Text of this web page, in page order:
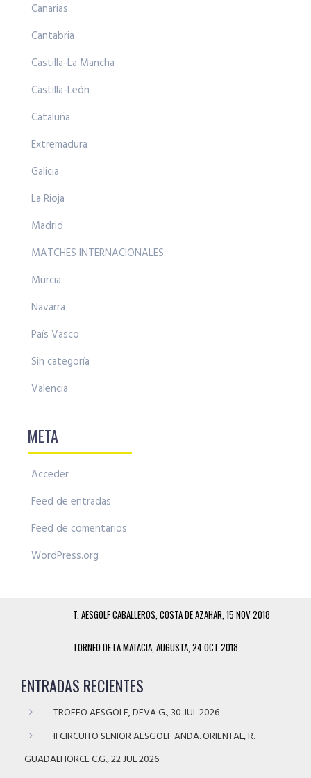
Canarias
Cantabria
Castilla-La Mancha
Castilla-León
Cataluña
Extremadura
Galicia
La Rioja
Madrid
MATCHES INTERNACIONALES
Murcia
Navarra
País Vasco
Sin categoría
Valencia
META
Acceder
Feed de entradas
Feed de comentarios
WordPress.org
T. AESGOLF CABALLEROS, COSTA DE AZAHAR, 15 NOV 2018
TORNEO DE LA MATACIA, AUGUSTA, 24 OCT 2018
ENTRADAS RECIENTES
TROFEO AESGOLF, DEVA G., 30 JUL 2026
II CIRCUITO SENIOR AESGOLF ANDA. ORIENTAL, R.
GUADALHORCE C.G., 22 JUL 2026